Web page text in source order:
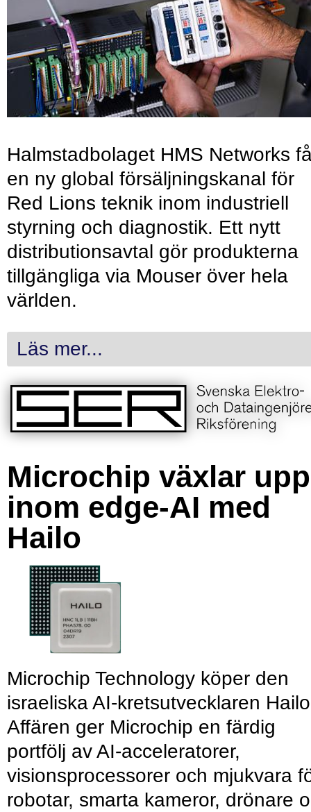
Halmstadbolaget HMS Networks
en ny global försäljningskanal för
Red Lions teknik inom industriell
styrning och diagnostik. Ett nytt
distributionsavtal gör produkterna
tillgängliga via Mouser över hela
världen.
Läs mer...
Microchip växlar upp
inom edge-AI med
Hailo
Microchip Technology köper den
israeliska AI-kretsutvecklaren
Affären ger Microchip en färdig
portfölj av AI-acceleratorer,
visionsprocessorer och mjukvara
robotar, smarta kameror, drönare